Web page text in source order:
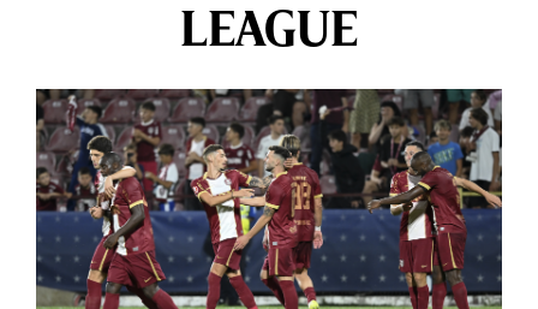
LEAGUE